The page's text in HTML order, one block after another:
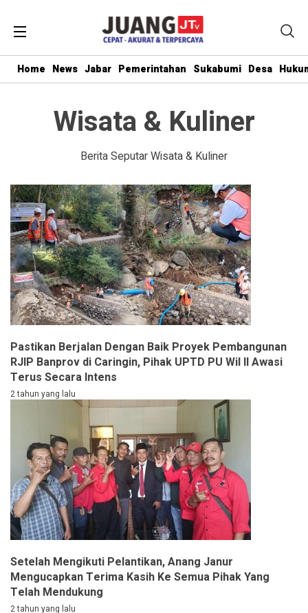
Home News Jabar Pemerintahan Sukabumi Desa
Wisata & Kuliner
Berita Seputar Wisata & Kuliner
Pastikan Berjalan Dengan Baik Proyek Pembangunan
RJIP Banprov di Caringin, Pihak UPTD PU Wil ll Awasi
Terus Secara Intens
2 tahun yang lalu
Setelah Mengikuti Pelantikan, Anang Janur
Mengucapkan Terima Kasih Ke Semua Pihak Yang
Telah Mendukung
2 tahun yang lalu